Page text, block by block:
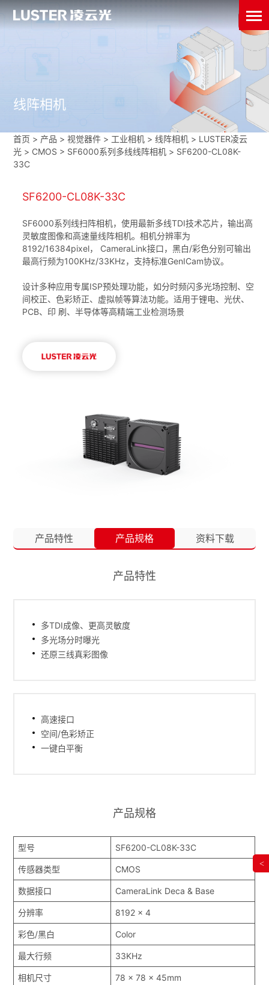
线阵相机
首页 > 产品 > 视觉器件 > 工业相机 >线阵相机 > LUSTER凌云
光 > CMOS > SF6000系列多线线阵相机 > SF6200-CL08K-
33C
SF6200-CL08K-33C
SF6000系列线扫阵相机，使用最新多线TDI技术芯片，输出高
灵敏度图像和高速量线阵相机。相机分辨率为
8192/16384pixel， CameraLink接口，黑白/彩色分别可输出
最高行频为100KHz/33KHz，支持标准GenICam协议。
设计多种应用专属ISP预处理功能，如分时频闪多光场控制、空
间校正、色彩矫正、虚拟帧等算法功能。适用于锂电、光伏、
PCB、印 刷、半导体等高精端工业检测场景
产品特性 产品规格 资料下载
产品特性
多TDI成像、更高灵敏度
多光场分时曝光
还原三线真彩图像
高速接口
空间/色彩矫正
一键白平衡
产品规格
型号 SF6200-CL08K-33C
传感器类型 CMOS
数据接口 CameraLink Deca & Base
分辨率 8192 x 4
彩色/黑白 Color
最大行频 33KHz
相机尺寸 78 x 78 x 45mm
<